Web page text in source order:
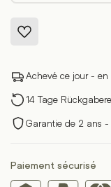
Achevé ce jour - en
14 Tage
Garantie de 2 ans -
Paiement sécurisé